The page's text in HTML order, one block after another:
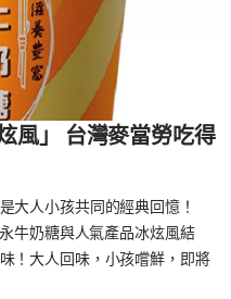
風」 台灣麥當勞吃得
大人小孩共同的經典回憶！
牛奶糖與人氣產品冰炫風結
！大人回味，小孩嚐鮮，即將